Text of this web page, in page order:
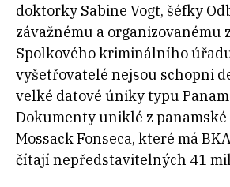
doktorky Sabine Vogt, šéfky
závažnému a organizovanému
Spolkového kriminálního
vyšetřovatelé nejsou schopni
velké datové úniky typu
Dokumenty uniklé z
Mossack Fonseca, které má
čítají nepředstavitelných 41